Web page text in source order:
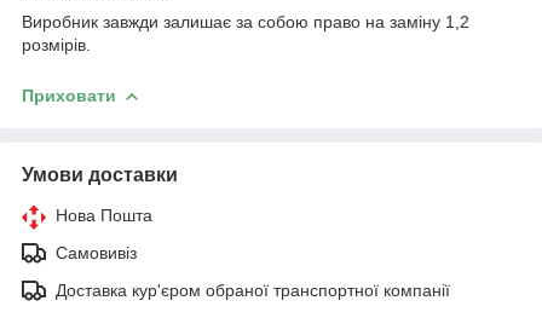
Виробник завжди залишає за собою право на заміну 1,2
розмірів.
Приховати
Умови доставки
Нова Пошта
Самовивіз
Доставка кур'єром обраної транспортної компанії